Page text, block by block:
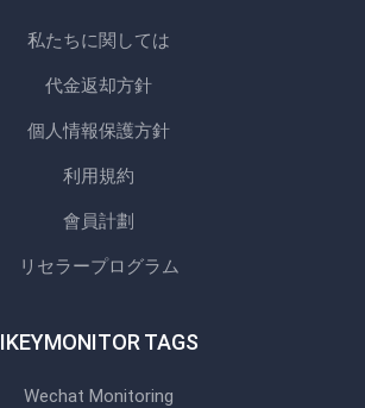
私たちに関しては
代金返却方針
個人情報保護方針
利用規約
會員計劃
リセラープログラム
IKEYMONITOR TAGS
Wechat Monitoring